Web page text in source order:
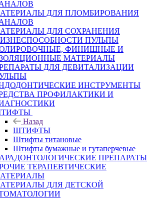
ДЛЯ ПЛОМБИРОВАНИЯ
ДЛЯ СОХРАНЕНИЯ
ПУЛЬПЫ
ФИНИШНЫЕ И
МАТЕРИАЛЫ
ДЛЯ ДЕВИТАЛИЗАЦИИ
ИНСТРУМЕНТЫ
ПРОФИЛАКТИКИ И
Назад
ШТИФТЫ
Штифты титановые
Штифты бумажные и гутаперчевые
ПРЕПАРАТЫ
ТЕРАПЕВТИЧЕСКИЕ
ДЛЯ ДЕТСКОЙ